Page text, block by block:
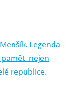
Legenda
nejen
republice.